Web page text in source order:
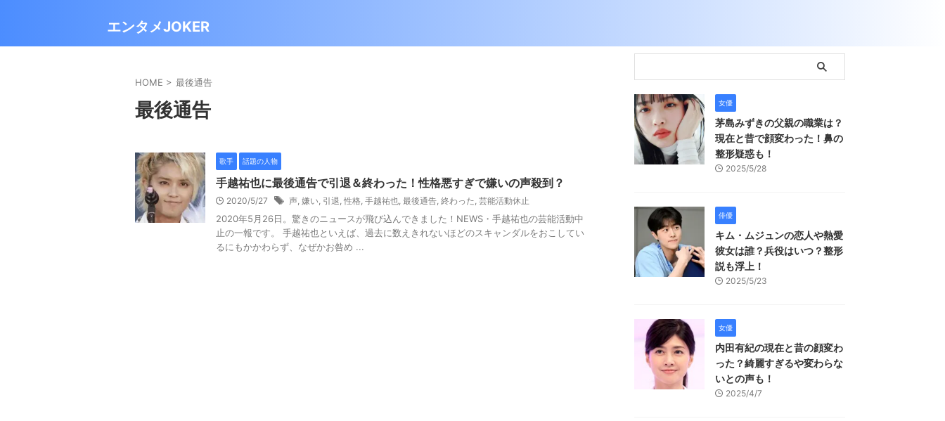
エンタメJOKER
HOME > 最後通告
最後通告
歌手 話題の人物
手越祐也に最後通告で引退＆終わった！性格悪すぎで嫌いの声殺到？
2020/5/27 声, 嫌い, 引退, 性格, 手越祐也, 最後通告, 終わった, 芸能活動休止
2020年5月26日。驚きのニュースが飛び込んできました！NEWS・手越祐也の芸能活動中
止の一報です。 手越祐也といえば、過去に数えきれないほどのスキャンダルをおこしてい
るにもかかわらず、なぜかお咎め ...
女優
茅島みずきの父親の職業は？
現在と昔で顔変わった！鼻の
整形疑惑も！
2025/5/28
俳優
キム・ムジュンの恋人や熱愛
彼女は誰？兵役はいつ？整形
説も浮上！
2025/5/23
女優
内田有紀の現在と昔の顔変わ
った？綺麗すぎるや変わらな
いとの声も！
2025/4/7